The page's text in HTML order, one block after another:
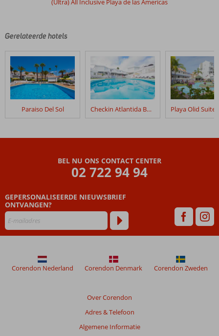
(Ultra) All Inclusive Playa de las Americas
Gerelateerde hotels
Paraiso Del Sol Checkin Atlantida Bungalows
BEL NU ONS CONTACT CENTER
02 722 94 94
GEPERSONALISEERDE NIEUWSBRIEF
ONTVANGEN?
Over Corendon
Adres & Telefoon
Algemene Informatie
Corendon Nederland Corendon Denmark Corendon Zweden